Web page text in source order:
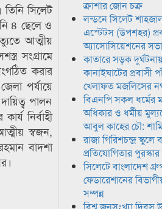
সিলেট
৪ ছেলে ও
আত্মীয়
সংগ্রামে
করার
পর্যায়ে
পালন
নির্বাহী
স্বজন,
বাদশা
ক্রাশার জোন চক্র
লন্ডনে সিলেট
এস্টেটস (উপশহর)
অ্যাসোসিয়েশনের
কাতারে সড়ক
কানাইঘাটের প্রবাসী
খেলাফত মজলিসের
বিএনপি সকল ধর্মের
অধিকার ও ধর্মীয়
আবুল কাহের চৌ:
রাজা গিরিশচন্দ্র স্কুলে
প্রতিযোগিতার
সিলেটে বাংলাদেশ
ফেডারেশানের
সম্পন্ন